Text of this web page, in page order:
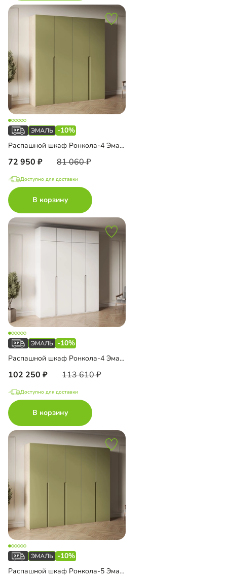
-10%
Распашной шкаф Ронкола-4 Эмаль
72 950 81 060
Доступно для доставки
В корзину
-10%
Распашной шкаф Ронкола-4 Эмаль с антресолью
102 250 113 610
Доступно для доставки
В корзину
-10%
Распашной шкаф Ронкола-5 Эмаль